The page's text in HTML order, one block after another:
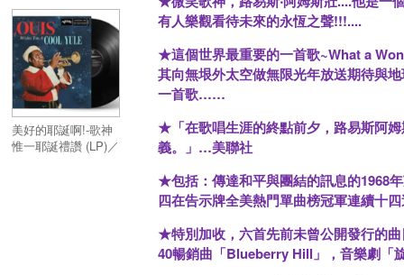
Louis and the
Angels
美好的耶誕啊!-歌神
惟一耶誕禮讚 (LP)／
有人樂觀看待未來的永恆之聲!!!....
★這個世界最重要的一首歌~What a
其向無垠外太空做無限光年放送期待與
一首歌……
★「在歌唱生涯的終點前夕，路易斯阿
義。」…美聯社
★包括：傳達和平與團結的訊息的1968
四在告示牌全美熱門單曲榜冠軍連續十
★特別加收，六首先前未曾公開發行的
40暢銷曲「Blueberry Hill」，音樂劇「